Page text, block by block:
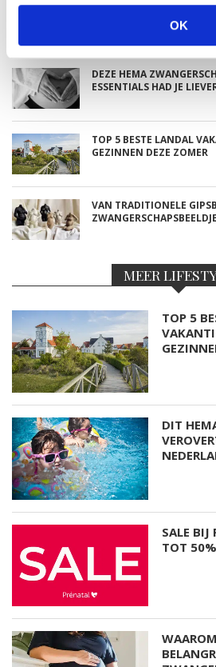
OK
NIEUWSTE
DEZE HEMA
ESSENTIALS HAD JE
TOP 5 BESTE LANDAL
GEZINNEN DEZE ZOMER
VAN TRADITIONELE
ZWANGERSCHAPSBEELDJE
MEER
TOP 5
DIT
SALE BIJ
TOT